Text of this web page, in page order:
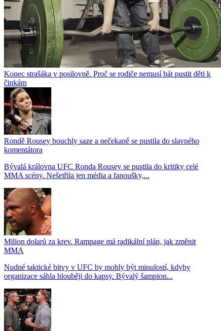
Konec strašáka v posilovně. Proč se rodiče nemusí bát pustit děti k
činkám
Rondě Rousey bouchly saze a nečekaně se pustila do slavného
komentátora
Bývalá královna UFC Ronda Rousey se pustila do kritiky celé
MMA scény. Nešetřila jen média a fanoušky,...
Milion dolarů za krev. Rampage má radikální plán, jak změnit
MMA
Nudné taktické bitvy v UFC by mohly být minulostí, kdyby
organizace sáhla hlouběji do kapsy. Bývalý šampion...